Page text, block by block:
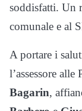
soddisfatti. Un
comunale e al
A portare i
l’assessore
Bagarin,